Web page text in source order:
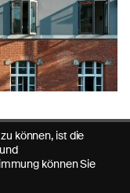
können, ist die
können Sie